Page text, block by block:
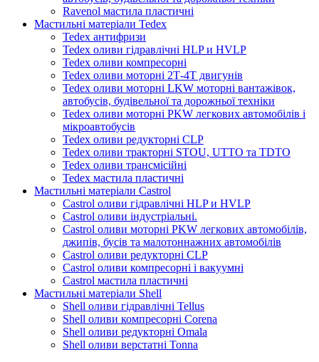
Ravenol мастила пластичні
Мастильні матеріали Tedex
Tedex антифризи
Tedex оливи гідравлічні HLP и HVLP
Tedex оливи компресорні
Tedex оливи моторні 2Т-4Т двигунів
Tedex оливи моторні LKW моторні вантажівок,
автобусів, будівельної та дорожньої техніки
Tedex оливи моторні PKW легкових автомобілів і
мікроавтобусів
Tedex оливи редукторні CLP
Tedex оливи тракторні STOU, UTTO та TDTO
Tedex оливи трансмісійні
Tedex мастила пластичні
Мастильні матеріали Castrol
Castrol оливи гідравлічні HLP и HVLP
Castrol оливи індустріальні.
Castrol оливи моторні PKW легкових автомобілів,
джипів, бусів та малотоннажних автомобілів
Castrol оливи редукторні CLP
Castrol оливи компресорні і вакуумні
Castrol мастила пластичні
Мастильні матеріали Shell
Shell оливи гідравлічні Tellus
Shell оливи компресорні Corena
Shell оливи редукторні Omala
Shell оливи верстатні Tonna